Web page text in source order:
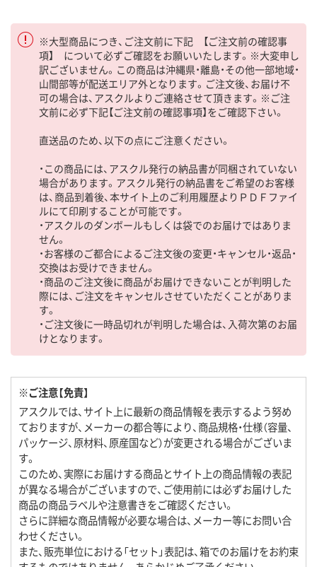
※大型商品につき、ご注文前に下記 【ご注文前の確認事
項】 について必ずご確認をお願いいたします。※大変申し
訳ございません。この商品は沖縄県・離島・その他一部地域・
山間部等が配送エリア外となります。ご注文後、お届け不
可の場合は、アスクルよりご連絡させて頂きます。※ご注
文前に必ず下記【ご注文前の確認事項】をご確認下さい。
直送品のため、以下の点にご注意ください。
・この商品には、アスクル発行の納品書が同梱されていない
場合があります。アスクル発行の納品書をご希望のお客様
は、商品到着後、本サイト上のご利用履歴よりＰＤＦファイ
ルにて印刷することが可能です。
・アスクルのダンボールもしくは袋でのお届けではありま
せん。
・お客様のご都合によるご注文後の変更・キャンセル・返品・
交換はお受けできません。
・商品のご注文後に商品がお届けできないことが判明した
際には、ご注文をキャンセルさせていただくことがありま
す。
・ご注文後に一時品切れが判明した場合は、入荷次第のお届
けとなります。
※ご注意【免責】
アスクルでは、サイト上に最新の商品情報を表示するよう努め
ておりますが、メーカーの都合等により、商品規格・仕様（容量、
パッケージ、原材料、原産国など）が変更される場合がございま
す。
このため、実際にお届けする商品とサイト上の商品情報の表記
が異なる場合がございますので、ご使用前には必ずお届けした
商品の商品ラベルや注意書きをご確認ください。
さらに詳細な商品情報が必要な場合は、メーカー等にお問い合
わせください。
また、販売単位における「セット」表記は、箱でのお届けをお約束